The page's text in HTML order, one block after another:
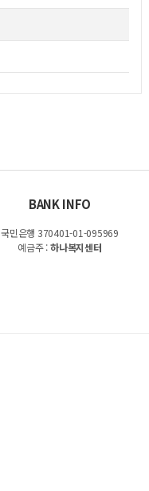
BANK INFO
국민은행 370401-01-095969
예금주 :하나복지센터